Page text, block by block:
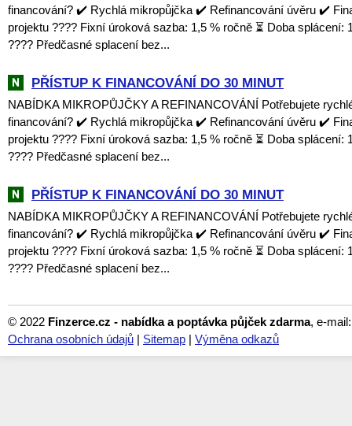
financování? ✔️ Rychlá mikropůjčka ✔️ Refinancování úvěru ✔️
projektu ???? Fixní úroková sazba: 1,5 % ročně ⏳ Doba splácení:
???? Předčasné splacení bez...
PŘÍSTUP K FINANCOVÁNÍ DO 30 MINUT
NABÍDKA MIKROPŮJČKY A REFINANCOVÁNÍ Potřebujete
financování? ✔️ Rychlá mikropůjčka ✔️ Refinancování úvěru ✔️
projektu ???? Fixní úroková sazba: 1,5 % ročně ⏳ Doba splácení:
???? Předčasné splacení bez...
PŘÍSTUP K FINANCOVÁNÍ DO 30 MINUT
NABÍDKA MIKROPŮJČKY A REFINANCOVÁNÍ Potřebujete
financování? ✔️ Rychlá mikropůjčka ✔️ Refinancování úvěru ✔️
projektu ???? Fixní úroková sazba: 1,5 % ročně ⏳ Doba splácení:
???? Předčasné splacení bez...
© 2022 Finzerce.cz - nabídka a poptávka půjček zdarma, e-
Ochrana osobních údajů | Sitemap | Výměna odkazů